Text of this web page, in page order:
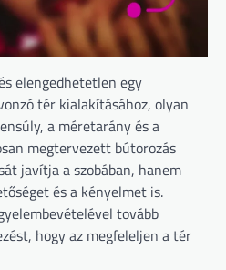
elengedhetetlen egy
tér kialakításához, olyan
a méretarány és a
megtervezett bútorozás
javítja a szobában, hanem
és a kényelmet is.
tovább
hogy az megfeleljen a tér